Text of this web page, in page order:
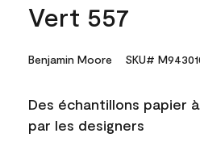
Vert 557
Benjamin Moore SKU#
Des échantillons papier
par les designers